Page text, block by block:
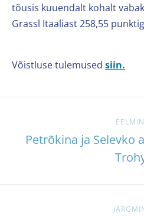
tõusis kuuendalt kohalt
Grassl Itaaliast 258,55
Võistluse tulemused siin.
Petrõkina ja Selevko